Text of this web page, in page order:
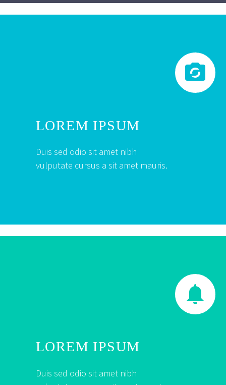


LOREM IPSUM
Duis sed odio sit amet nibh
vulputate cursus a sit amet mauris.


LOREM IPSUM
Duis sed odio sit amet nibh